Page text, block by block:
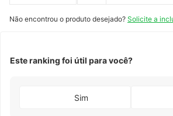
Não encontrou o produto desejado? Solicite a
Este ranking foi útil para você?
Sim